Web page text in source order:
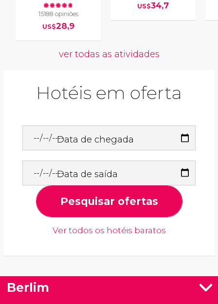
15188 opiniões
US$28,9
US$34,7
ver todas as atividades
Hotéis em oferta
Data de chegada
Data de saída
Pesquisar ofertas
Ver todos os hotéis baratos
Berlim